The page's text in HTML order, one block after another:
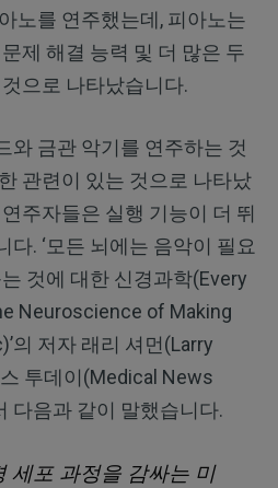
노를 연주했는데, 피아노는
제 해결 능력 및 더 많은 두
으로 나타났습니다.
와 금관 악기를 연주하는 것
관련이 있는 것으로 나타났
주자들은 실행 기능이 더 뛰
다. ‘모든 뇌에는 음악이 필요
것에 대한 신경과학(Every
Neuroscience of Making
의 저자 래리 셔먼(Larry
투데이(Medical News
다음과 같이 말했습니다.
세포 과정을 감싸는 미